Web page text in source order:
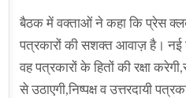
बैठक में वक्ताओं ने कहा कि प्रेस
पत्रकारों की सशक्त आवाज़ है। नई
वह पत्रकारों के हितों की रक्षा
से उठाएगी,निष्पक्ष व उत्तरदायी